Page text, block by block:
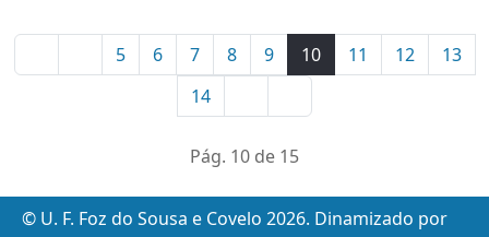
5 6 7 8 9 10 11 12
13
14
Pág. 10 de 15
© U. F. Foz do Sousa e Covelo 2026. Dinamizado por